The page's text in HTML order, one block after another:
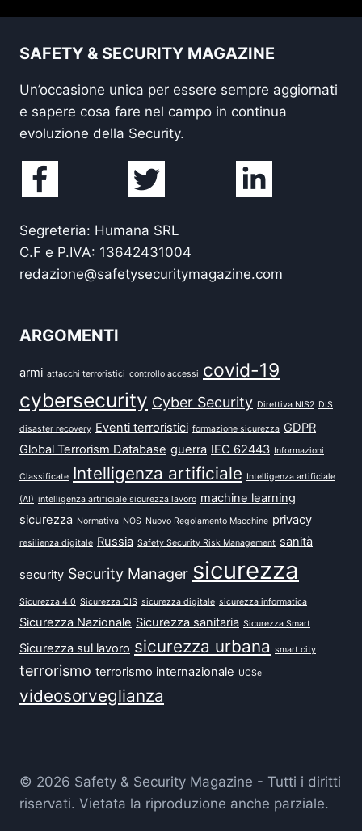
SAFETY & SECURITY MAGAZINE
Un’occasione unica per essere sempre aggiornati
e sapere cosa fare nel campo in continua
evoluzione della Security.
Segreteria: Humana SRL
C.F e P.IVA: 13642431004
redazione@safetysecuritymagazine.com
ARGOMENTI
armi attacchi terroristici controllo accessi covid-19
cybersecurity Cyber Security Direttiva NIS2 DIS
disaster recovery Eventi terroristici formazione sicurezza GDPR
Global Terrorism Database guerra IEC 62443 Informazioni
Classificate Intelligenza artificiale Intelligenza artificiale
(AI) intelligenza artificiale sicurezza lavoro machine learning
sicurezza Normativa NOS Nuovo Regolamento Macchine privacy
resilienza digitale Russia Safety Security Risk Management sanità
security Security Manager sicurezza
Sicurezza 4.0 Sicurezza CIS sicurezza digitale sicurezza informatica
Sicurezza Nazionale Sicurezza sanitaria Sicurezza Smart
Sicurezza sul lavoro sicurezza urbana smart city
terrorismo terrorismo internazionale UCSe
videosorveglianza
© 2026 Safety & Security Magazine - Tutti i diritti
riservati. Vietata la riproduzione anche parziale.